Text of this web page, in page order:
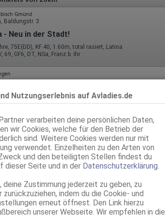
Nutzungserlebnis auf Avladies.de
verarbeiten deine persönlichen Daten,
wir Cookies, welche für den Betrieb der
sind. Weitere Cookies werden nur mit
verwendet. Einzelheiten zu den Arten von
und den beteiligten Stellen findest du
dieser Seite und in der Datenschutzerklärung.
Zustimmung jederzeit zu geben, zu
indem du die Cookie- und
erneut öffnest. Den Link hierzu
unserer Webseite. Wir empfehlen in die
Gmünd
Baldungstr. 3
- Neu in der Stadt!
75E(DD), KF 40, 1.60m, total rasiert, Latina
69, GF6, DT, NSa, Franz b. Ihr
36, 1.60m, total rasiert, asiatisch
Metzgerstr. 35
nett & freundlich
85E(DD), KF 36, 1.60m, total rasiert, mitteleuropäisch
Baumwasenstr. 16
Debby